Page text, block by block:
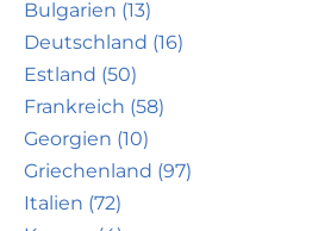
Bulgarien (13)
Deutschland (16)
Estland (50)
Frankreich (58)
Georgien (10)
Griechenland (97)
Italien (72)